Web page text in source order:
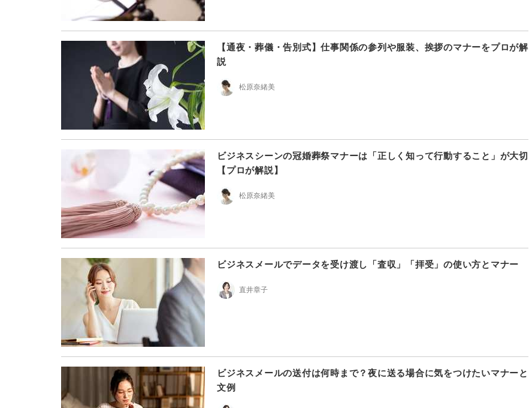
【通夜・葬儀・告別式】仕事関係の参列や服装、挨拶のマナーをプロが解
説
松原奈緒美
ビジネスシーンの冠婚葬祭マナーは「正しく知って行動すること」が大切
【プロが解説】
松原奈緒美
ビジネスメールでデータを受け渡し「査収」「拝受」の使い方とマナー
直井章子
ビジネスメールの送付は何時まで？夜に送る場合に気をつけたいマナーと
文例